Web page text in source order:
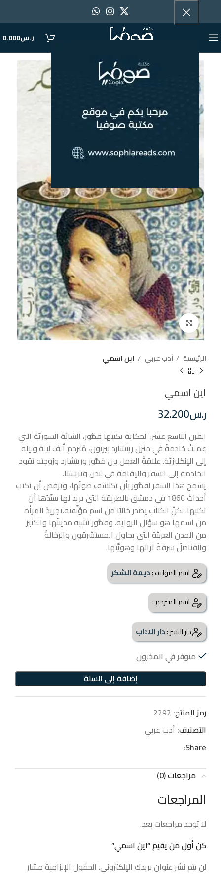
ر.س0.000
إضغط للتكبير
الرئيسية أدب عربي اين اسمي
اين اسمي
ر.س32.200
القرن التاسع عشر. الحكاية تكتبها قمُّور، الشابّة السوريّة التي
عملتْ خادمةً في منزل ريتشارد بيرتون، مُترجم ألف ليلة وليلة
إلى الإنكليزيّة. علاقةُ العمل بين قمُّور وريتشارد وزوجته تقود
الخادمة إلى السفر والإقامةِ في لندن وتريستا.
يسمح هذا السفر لقمُّور بأن تكتشف صوتَها، وترفض أن تكتب
أحداثَ 1860 في دمشق بالطريقة التي
يريد لها سيِّدُها أن
تكتبها. لكنَّ الكتاب يصدر خاليًا من اسم مؤلِّفته.تجريدُ المرأة
من اسمها هو سؤال الرواية. وقمُّور تشبه مدينتَها والكثيرَ
من المدن العربيَّة التي يحاول المستشرقون والرحّالةُ
والقناصلُ سرقةَ تراثها وهويَّتها.
اسم المؤلف :ديمة الشكر
اسم المترجم :
دار النشر :دار الاداب
متوفر في المخزون
إضافة إلى السلة
رمز المنتج: 2292
التصنيف: أدب عربي
Share:
مراجعات (0)
المراجعات
لا توجد مراجعات بعد.
كن أول من يقيم “اين اسمي”
لن يتم نشر عنوان بريدك الإلكتروني. الحقول الإلزامية مشار